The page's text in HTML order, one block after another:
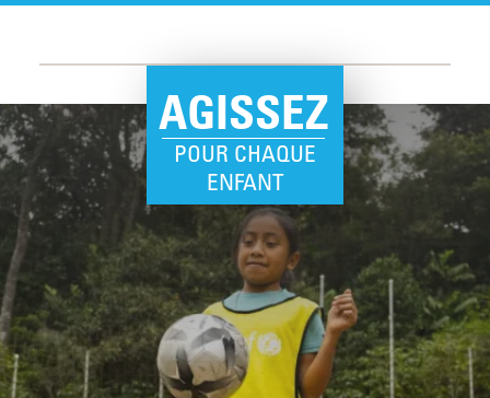
AGISSEZ
POUR CHAQUE
ENFANT